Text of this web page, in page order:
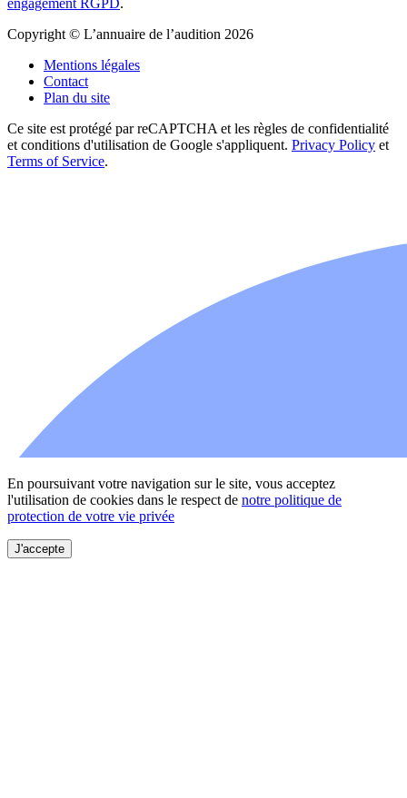
engagement RGPD.
Copyright © L’annuaire de l’audition 2026
Mentions légales
Contact
Plan du site
Ce site est protégé par reCAPTCHA et les règles de confidentialité
et conditions d'utilisation de Google s'appliquent. Privacy Policy et
Terms of Service.
En poursuivant votre navigation sur le site, vous acceptez
l'utilisation de cookies dans le respect de notre politique de
protection de votre vie privée
J'accepte